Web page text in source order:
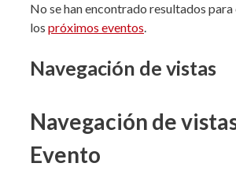
No se han encontrado resultados para
los próximos eventos.
Navegación de vistas
Navegación de
Evento